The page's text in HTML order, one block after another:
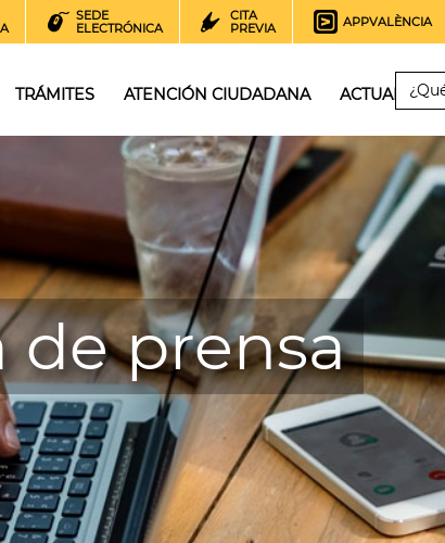
SEDE
ELECTRÓNICA
CITA
PREVIA
APPVALÈNCIA
TRÁMITES ATENCIÓN CIUDADANA ACTUALIDAD
de prensa